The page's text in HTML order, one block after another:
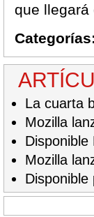
que llegará
Categorías:
La cuarta
Mozilla
Disponible
Mozilla